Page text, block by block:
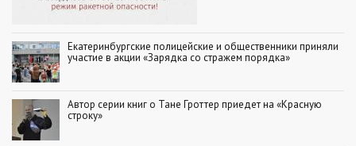
Екатеринбургские полицейские и общественники приняли
участие в акции «Зарядка со стражем порядка»
Автор серии книг о Тане Гроттер приедет на «Красную
строку»